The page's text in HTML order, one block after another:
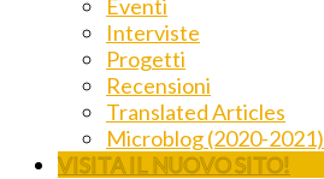
Eventi
Interviste
Progetti
Recensioni
Translated Articles
Microblog (2020-2021)
VISITA IL NUOVO SITO!